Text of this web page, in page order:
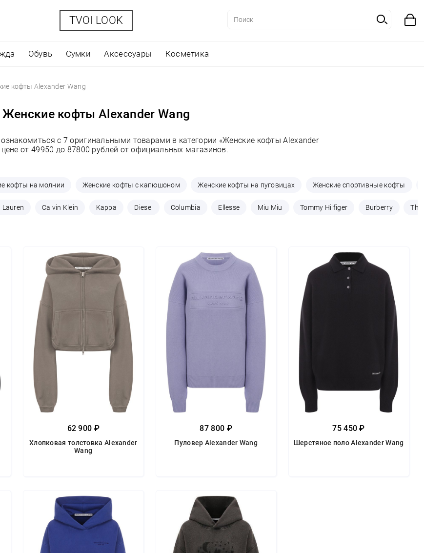
Обувь Сумки Аксессуары Косметика
TVOI LOOK
кофты Alexander Wang
Женские кофты Alexander Wang
с 7 оригинальными товарами в категории «Женские кофты Alexander
цене от 49950 до 87800 рублей от официальных магазинов.
кофты на молнии Женские кофты с капюшоном Женские кофты на пуговицах Женские спортивные кофты
Lauren Calvin Klein Kappa Diesel Columbia Ellesse Miu Miu Tommy Hilfiger Burberry The
62 900 ₽
Хлопковая толстовка Alexander
Wang
87 800 ₽
Пуловер Alexander Wang
75 450 ₽
Шерстяное поло Alexander Wang